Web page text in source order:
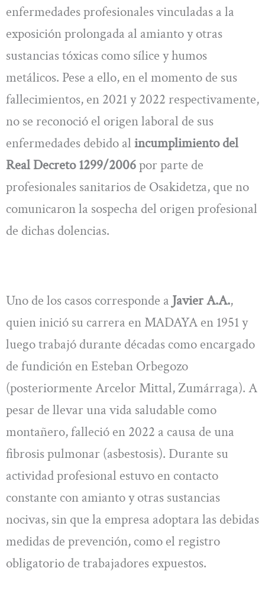
enfermedades profesionales vinculadas a la
exposición prolongada al amianto y otras
sustancias tóxicas como sílice y humos
metálicos. Pese a ello, en el momento de sus
fallecimientos, en 2021 y 2022 respectivamente,
no se reconoció el origen laboral de sus
enfermedades debido al incumplimiento del
Real Decreto 1299/2006por parte de
profesionales sanitarios de Osakidetza, que no
comunicaron la sospecha del origen profesional
de dichas dolencias.
Uno de los casos corresponde a Javier A.A.,
quien inició su carrera en MADAYA en 1951 y
luego trabajó durante décadas como encargado
de fundición en Esteban Orbegozo
(posteriormente Arcelor Mittal, Zumárraga). A
pesar de llevar una vida saludable como
montañero, falleció en 2022 a causa de una
fibrosis pulmonar (asbestosis). Durante su
actividad profesional estuvo en contacto
constante con amianto y otras sustancias
nocivas, sin que la empresa adoptara las debidas
medidas de prevención, como el registro
obligatorio de trabajadores expuestos.